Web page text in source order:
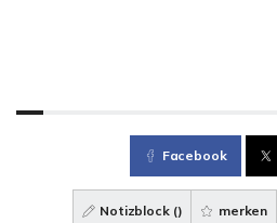
Facebook
Notizblock () merken